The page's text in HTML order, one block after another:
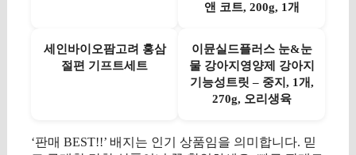
앤 코트, 200g, 1개
세인바이오팜고려 홍삼
절편 기프트세트
이뮨실드플러스 눈&눈
물 강아지영양제 강아지
기능성트릿 – 중지, 1개,
270g, 오리생육
‘판매 BEST!!’ 배지는 인기 상품임을 의미합니다. 믿